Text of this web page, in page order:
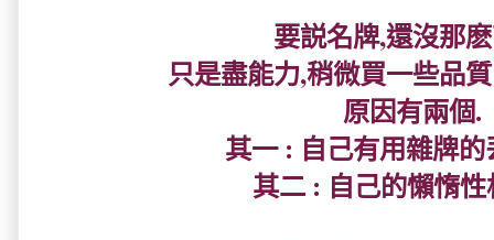
要説名牌,還沒那
只是盡能力,稍微買一些品
原因有兩個.
其一 : 自己有用雜牌
其二 : 自己的懶惰